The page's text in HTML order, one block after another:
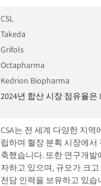
CSL
Takeda
Grifols
Octapharma
Kedrion Biopharma
2024년 합산 시장 점유율은
CSA는 전 세계 다양한 지역
립하며 혈장 분획 시장에서
축했습니다. 또한 연구개발
자하고 있으며, 규모가 크
전담 인력을 보유하고 있습